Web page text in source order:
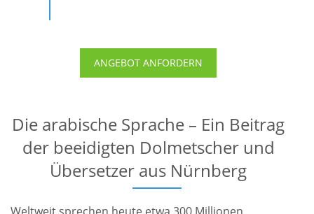
ANGEBOT ANFORDERN
Die arabische Sprache – Ein Beitrag
der beeidigten Dolmetscher und
Übersetzer aus Nürnberg